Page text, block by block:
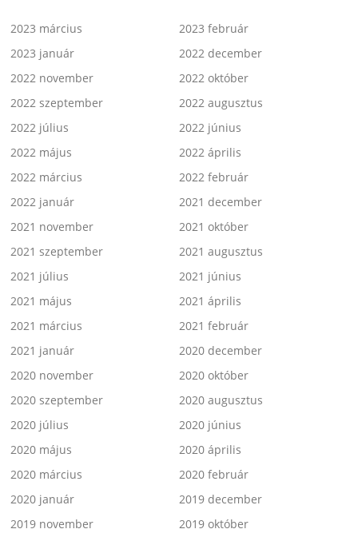
2023 március
2023 február
2023 január
2022 december
2022 november
2022 október
2022 szeptember
2022 augusztus
2022 július
2022 június
2022 május
2022 április
2022 március
2022 február
2022 január
2021 december
2021 november
2021 október
2021 szeptember
2021 augusztus
2021 július
2021 június
2021 május
2021 április
2021 március
2021 február
2021 január
2020 december
2020 november
2020 október
2020 szeptember
2020 augusztus
2020 július
2020 június
2020 május
2020 április
2020 március
2020 február
2020 január
2019 december
2019 november
2019 október